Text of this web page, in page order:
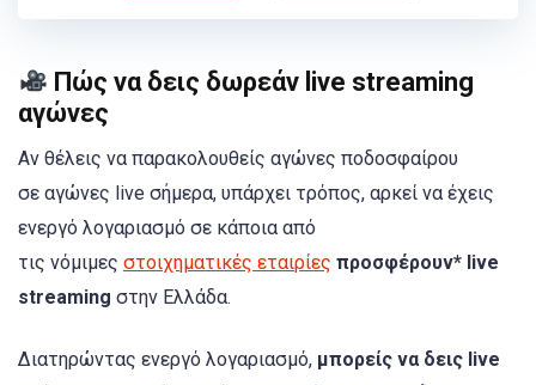
Πώς να δεις δωρεάν live streaming
αγώνες
Αν θέλεις να παρακολουθείς αγώνες ποδοσφαίρου
σε αγώνες live σήμερα, υπάρχει τρόπος, αρκεί να έχεις
ενεργό λογαριασμό σε κάποια από
τις νόμιμες στοιχηματικές εταιρίες προσφέρουν* live
streaming στην Ελλάδα.
Διατηρώντας ενεργό λογαριασμό, μπορείς να δεις live